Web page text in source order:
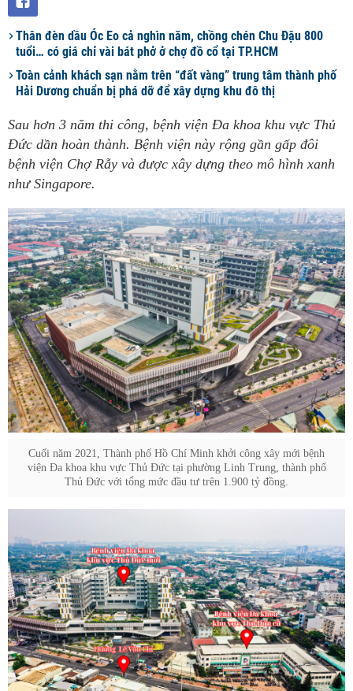
Thân đèn dầu Óc Eo cả nghìn năm, chồng chén Chu Đậu 800
tuổi… có giá chỉ vài bát phở ở chợ đồ cổ tại TP.HCM
Toàn cảnh khách sạn nằm trên “đất vàng” trung tâm thành phố
Hải Dương chuẩn bị phá dỡ để xây dựng khu đô thị
Sau hơn 3 năm thi công, bệnh viện Đa khoa khu vực Thủ
Đức dần hoàn thành. Bệnh viện này rộng gần gấp đôi
bệnh viện Chợ Rẫy và được xây dựng theo mô hình xanh
như Singapore.
Cuối năm 2021, Thành phố Hồ Chí Minh khởi công xây mới bệnh
viện Đa khoa khu vực Thủ Đức tại phường Linh Trung, thành phố
Thủ Đức với tổng mức đầu tư trên 1.900 tỷ đồng.